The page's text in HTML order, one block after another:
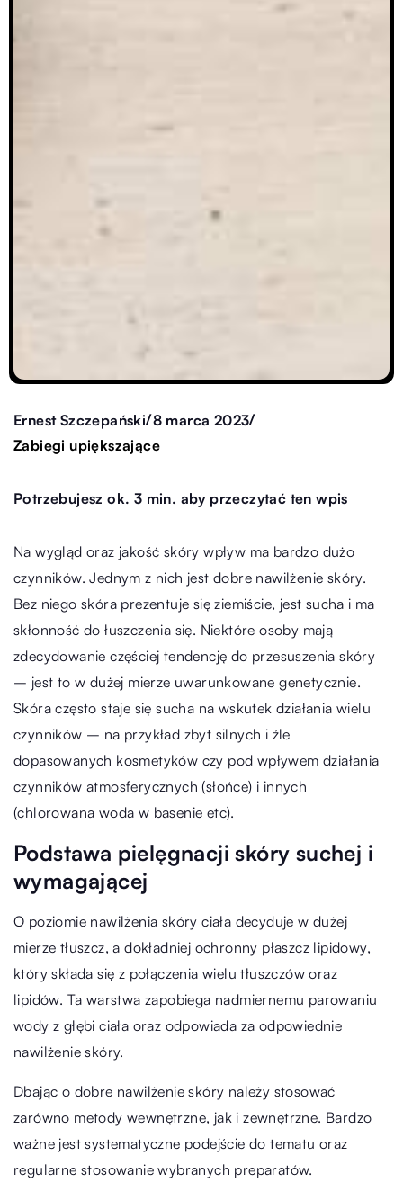
Ernest Szczepański/8 marca 2023/
Zabiegi upiększające
Potrzebujesz ok. 3 min. aby przeczytać ten wpis
Na wygląd oraz jakość skóry wpływ ma bardzo dużo
czynników. Jednym z nich jest dobre nawilżenie skóry.
Bez niego skóra prezentuje się ziemiście, jest sucha i ma
skłonność do łuszczenia się. Niektóre osoby mają
zdecydowanie częściej tendencję do przesuszenia skóry
– jest to w dużej mierze uwarunkowane genetycznie.
Skóra często staje się sucha na wskutek działania wielu
czynników – na przykład zbyt silnych i źle
dopasowanych kosmetyków czy pod wpływem działania
czynników atmosferycznych (słońce) i innych
(chlorowana woda w basenie etc).
Podstawa pielęgnacji skóry suchej i
wymagającej
O poziomie nawilżenia skóry ciała decyduje w dużej
mierze tłuszcz, a dokładniej ochronny płaszcz lipidowy,
który składa się z połączenia wielu tłuszczów oraz
lipidów. Ta warstwa zapobiega nadmiernemu parowaniu
wody z głębi ciała oraz odpowiada za odpowiednie
nawilżenie skóry.
Dbając o dobre nawilżenie skóry należy stosować
zarówno metody wewnętrzne, jak i zewnętrzne. Bardzo
ważne jest systematyczne podejście do tematu oraz
regularne stosowanie wybranych preparatów.